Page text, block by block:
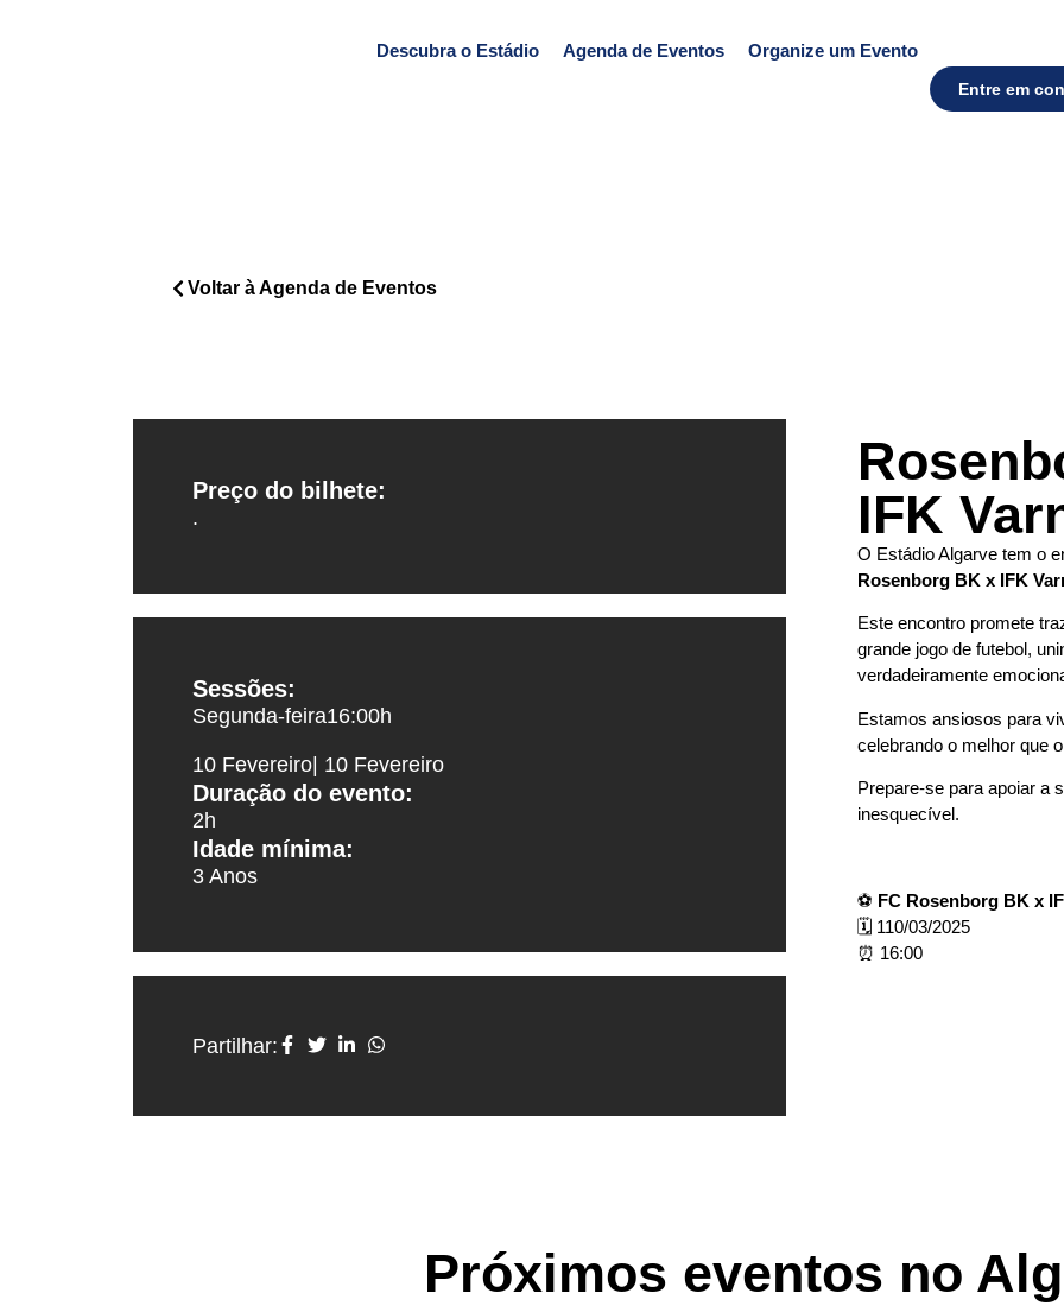
Descubra o Estádio Agenda de Eventos Organize um Evento
Entre em
Voltar à Agenda de Eventos
Preço do bilhete:
.
Sessões:
Segunda-feira16:00h
10 Fevereiro | 10 Fevereiro
Duração do evento:
2h
Idade mínima:
3 Anos
Partilhar:
IFK
O Estádio Algarve tem o
Rosenborg BK x IFK
Este encontro promete
grande jogo de futebol,
verdadeiramente
Estamos ansiosos para
celebrando o melhor que
Prepare-se para apoiar a
inesquecível.
⚽ FC Rosenborg BK x
🗓 110/03/2025
⏰ 16:00
Próximos eventos no